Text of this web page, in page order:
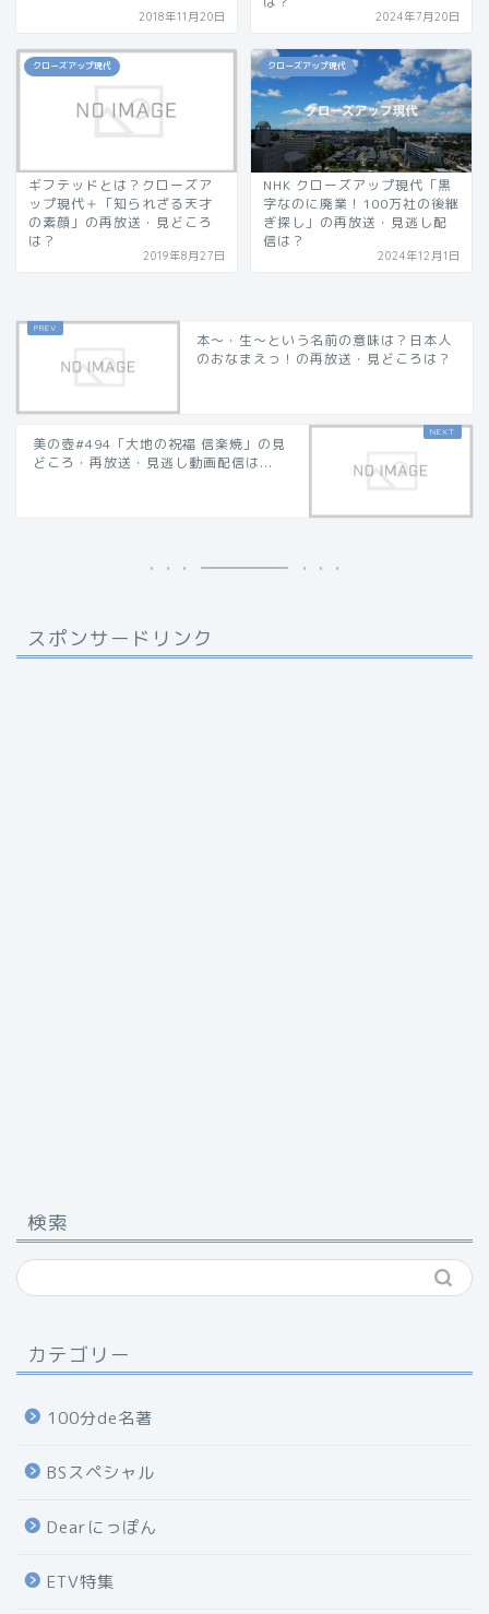
2018年11月20日 2024年7月20日
クローズアップ現代
ギフテッドとは？クローズア
ップ現代＋「知られざる天才
の素顔」の再放送・見どころ
は？
2019年8月27日
クローズアップ現代
NHK クローズアップ現代「黒
字なのに廃業！100万社の後継
ぎ探し」の再放送・見逃し配
信は？
2024年12月1日
本〜・生〜という名前の意味は？日本人
のおなまえっ！の再放送・見どころは？
美の壺#494「大地の祝福 信楽焼」の見
どころ・再放送・見逃し動画配信は...
スポンサードリンク
検索
カテゴリー
100分de名著
BSスペシャル
Dearにっぽん
ETV特集